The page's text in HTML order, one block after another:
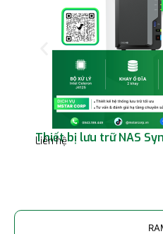
Thiết bị lưu trữ NAS
Liên hệ